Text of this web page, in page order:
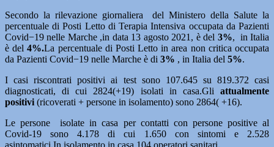
Secondo la rilevazione giornaliera del Ministero della Salute la
percentuale di Posti Letto di Terapia Intensiva occupata da Pazienti
Covid−19 nelle Marche ,in data 13 agosto 2021, è del 3%, in Italia
è del4%.La percentuale di Posti Letto in area non critica occupata
da Pazienti Covid−19 nelle Marche è di 3% , in Italia del 5%.
I casi riscontrati positivi ai test sono 107.645 su 819.372 casi
diagnosticati, di cui 2824(+19) isolati in casa.Gli attualmente
positivi (ricoverati + persone in isolamento) sono 2864( +16).
Le persone isolate in casa per contatti con persone positive al
Covid-19 sono 4.178 di cui 1.650 con sintomi e 2.528
asintomatici.In isolamento in casa 104 operatori sanitari.